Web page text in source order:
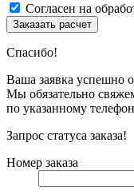
Согласен на
Спасибо!
Ваша заявка успешно
Мы обязательно
по указанному
Запрос статуса заказа!
Номер заказа